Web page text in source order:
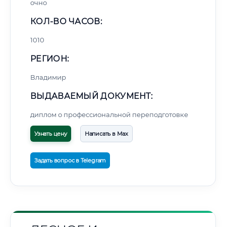
очно
КОЛ-ВО ЧАСОВ:
1010
РЕГИОН:
Владимир
ВЫДАВАЕМЫЙ ДОКУМЕНТ:
диплом о профессиональной переподготовке
Узнать цену Написать в Max
Задать вопрос в Telegram